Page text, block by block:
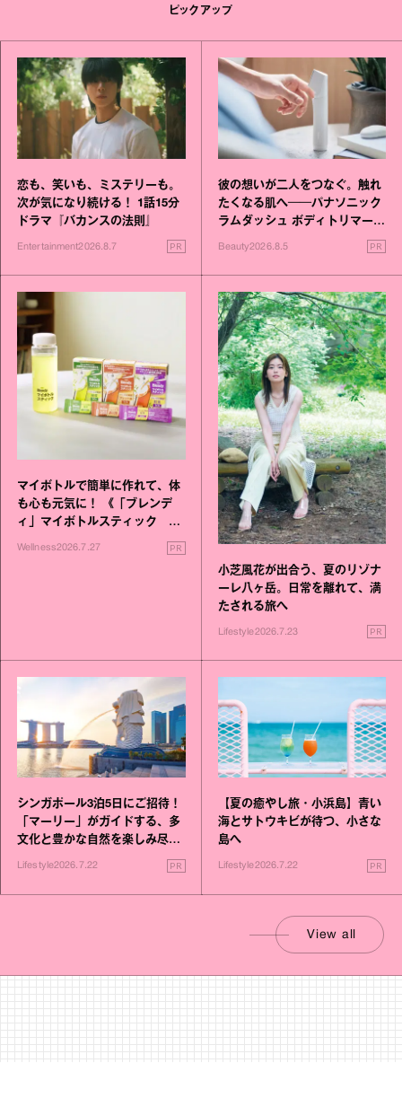
ピックアップ
恋も、笑いも、ミステリーも。
次が気になり続ける！ 1話15分
ドラマ『バカンスの法則』
Entertainment2026.8.7 PR
彼の想いが二人をつなぐ。触れ
たくなる肌へ──パナソニック
ラムダッシュ ボディトリマーが
Beauty2026.8.5 PR
マイボトルで簡単に作れて、体
も心も元気に！ 《「ブレンデ
ィ」マイボトルスティック い
いこと毎日》シリーズが誕生
Wellness2026.7.27 PR
小芝風花が出合う、夏のリゾナ
ーレ八ヶ岳。日常を離れて、満
たされる旅へ
Lifestyle2026.7.23 PR
シンガポール3泊5日にご招待！
「マーリー」がガイドする、多
文化と豊かな自然を楽しみ尽く
Lifestyle2026.7.22 PR
【夏の癒やし旅・小浜島】青い
海とサトウキビが待つ、小さな
島へ
Lifestyle2026.7.22 PR
View all